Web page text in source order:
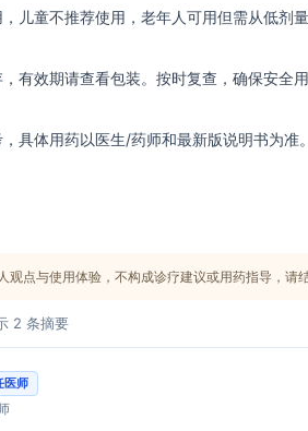
儿童不推荐使用，老年人可用但需从低剂量
有效期请查看包装。按时复查，确保安全用
具体用药以医生/药师和最新版说明书为准。
观点与使用体验，不构成诊疗建议或用药指导，请
2 条摘要
医师